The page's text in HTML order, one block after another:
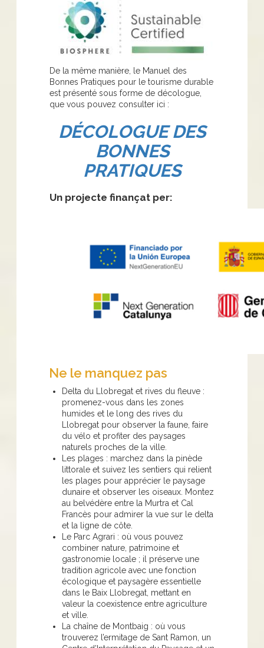
De la même manière, le Manuel des
Bonnes Pratiques pour le tourisme durable
est présenté sous forme de décologue,
que vous pouvez consulter ici :
DÉCOLOGUE DES
BONNES
PRATIQUES
Un projecte finançat per:
Ne le manquez pas
Delta du Llobregat et rives du fleuve :
promenez-vous dans les zones
humides et le long des rives du
Llobregat pour observer la faune, faire
du vélo et profiter des paysages
naturels proches de la ville.
Les plages : marchez dans la pinède
littorale et suivez les sentiers qui relient
les plages pour apprécier le paysage
dunaire et observer les oiseaux. Montez
au belvédère entre la Murtra et Cal
Francès pour admirer la vue sur le delta
et la ligne de côte.
Le Parc Agrari : où vous pouvez
combiner nature, patrimoine et
gastronomie locale ; il préserve une
tradition agricole avec une fonction
écologique et paysagère essentielle
dans le Baix Llobregat, mettant en
valeur la coexistence entre agriculture
et ville.
La chaîne de Montbaig : où vous
trouverez l’ermitage de Sant Ramon, un